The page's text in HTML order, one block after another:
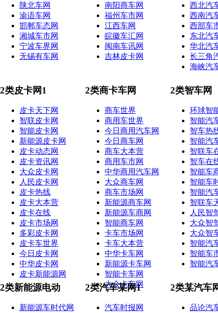
陕北车网
渝语车网
邯郸车态网
湘城车市网
宁波车界网
无锡有车网
南阳商车网
福州车市网
江西车网
皖徽车汇网
闽南车讯网
吉林皮卡网
西北汽
西南汽
西部车
东北汽
华北汽
长三角
海峡汽
2类皮卡网1
皮卡天下网
智联皮卡网
智能皮卡网
新能源皮卡网
皮卡动态网
皮卡资讯网
大众皮卡网
人民皮卡网
皮卡热线
皮卡大本营
皮卡在线
皮卡市场网
多彩皮卡网
皮卡车世界
今日皮卡网
中华皮卡网
皮卡新能源网
2类商卡车网
商车世界
商用车世界
今日商用汽车网
今日商车网
商车大本营
商用车市网
中华商用汽车网
大众商车网
商车市场网
新能源商车网
新能源车商网
智能商车网
卡车市场网
卡车大本营
中华卡车网
新能源卡车网
智能卡车网
大众卡车网
2类智车网
环球智
智能汽
智车热
智能汽
智联车
智车在
智能车
智能车
智能汽
智联车
人民智
大众智
大众智
智能汽
智能车
智能汽
2类新能源电动
新能源车时代网
2类汽车某网1
汽车时报网
2类某汽车
品论汽